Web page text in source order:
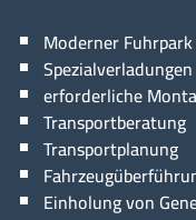
Moderner Fuhrpark
Spezialverladungen
erforderliche
Transportberatung
Transportplanung
Einholung von